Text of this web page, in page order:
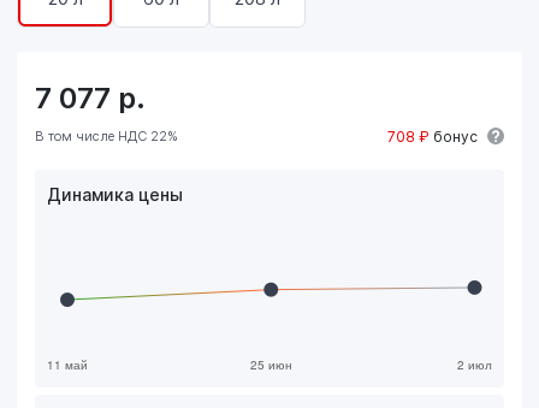
7 077 р.
В том числе НДС 22% 708 ₽ бонус
Динамика цены